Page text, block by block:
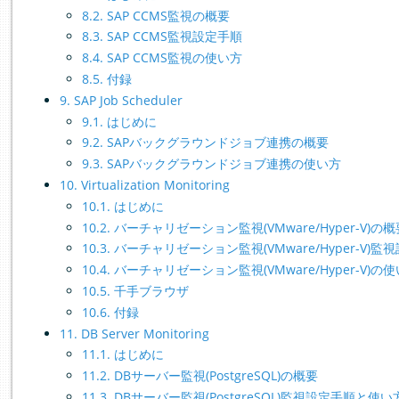
8.2. SAP CCMS監視の概要
8.3. SAP CCMS監視設定手順
8.4. SAP CCMS監視の使い方
8.5. 付録
9. SAP Job Scheduler
9.1. はじめに
9.2. SAPバックグラウンドジョブ連携の概要
9.3. SAPバックグラウンドジョブ連携の使い方
10. Virtualization Monitoring
10.1. はじめに
10.2. バーチャリゼーション監視(VMware/Hyper-V)の概
10.3. バーチャリゼーション監視(VMware/Hyper-V)監視
10.4. バーチャリゼーション監視(VMware/Hyper-V)の使
10.5. 千手ブラウザ
10.6. 付録
11. DB Server Monitoring
11.1. はじめに
11.2. DBサーバー監視(PostgreSQL)の概要